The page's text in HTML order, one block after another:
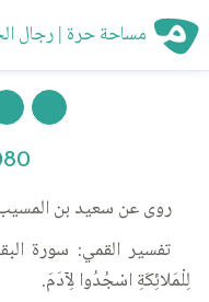
مساحة حرة | رجال
2080
روى عن سعيد بن
تفسير القمي: سورة
لِلْمَلائِكَةِ اسْجُدُوا لِآدَمَ.